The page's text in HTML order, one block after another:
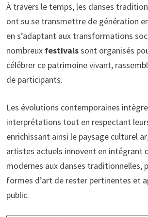
À travers le temps, les danses
ont su se transmettre de génération
en s’adaptant aux transformations
nombreux festivalssont organisés
célébrer ce patrimoine vivant,
de participants.
Les évolutions contemporaines
interprétations tout en respectant
enrichissant ainsi le paysage culturel
artistes actuels innovent en intégrant
modernes aux danses traditionnelles,
formes d’art de rester pertinentes et
public.